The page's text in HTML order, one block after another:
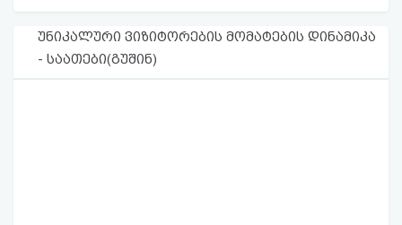
უნიკალური ვიზიტორების მომატების დინამიკა
- საათები(გუშინ)